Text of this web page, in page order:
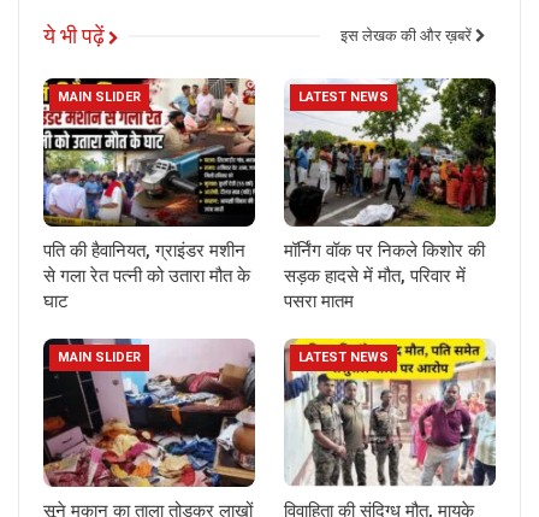
ये भी पढ़ें इस लेखक की और ख़बरें
MAIN SLIDER
पति की हैवानियत, ग्राइंडर मशीन
से गला रेत पत्नी को उतारा मौत के
घाट
LATEST NEWS
मॉर्निंग वॉक पर निकले किशोर की
सड़क हादसे में मौत, परिवार में
पसरा मातम
MAIN SLIDER
सूने मकान का ताला तोड़कर लाखों
LATEST NEWS
विवाहिता की संदिग्ध मौत, मायके